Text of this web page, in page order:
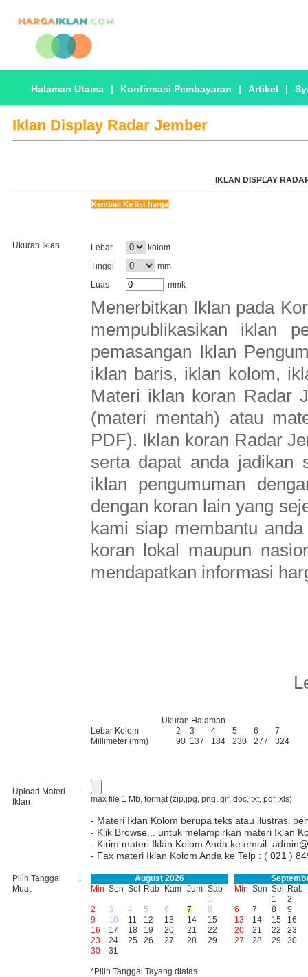
Halaman Utama | Konfirmasi Pembayaran | Artikel |
Iklan Display Radar Jember
IKLAN DISPLAY
Kembali Ke list harga
Ukuran Iklan Lebar
kolom
Tinggi
mm
Luas
mmk
Menerbitkan Iklan pada
mempublikasikan iklan
pemasangan Iklan
iklan baris, iklan kolom,
Materi iklan koran Radar
(materi mentah) atau
PDF). Iklan koran Radar
serta dapat anda jadikan
iklan pengumuman
dengan koran lain yang
kami siap membantu
koran lokal maupun
mendapatkan informasi
Ukuran Halaman
Lebar Kolom
2 3 4 5 6
7
Millimeter (mm)
90 137 184 230 277 324
Upload Materi
Iklan
:
max file 1 Mb, format (zip,jpg, png, gif, doc, txt, pdf ,xls)
- Materi Iklan Kolom berupa teks atau ilustrasi
- Klik Browse... untuk melampirkan materi Iklan
- Kirim materi Iklan Kolom Anda ke email:
- Fax materi Iklan Kolom Anda ke Telp : ( 021 )
Pilih Tanggal
Muat
:
August 2026
Min Sen Sel Rab Kam Jum Sab
1
2
3 4 5 6 7
8
9
10 11 12 13 14
15
16
17 18 19 20 21
22
23
24 25 26 27 28
29
30
31
Min Sen Sel Rab
1
2
6
7 8 9
13
14 15 16
20
21 22 23
27
28 29 30
*Pilih Tanggal Tayang diatas